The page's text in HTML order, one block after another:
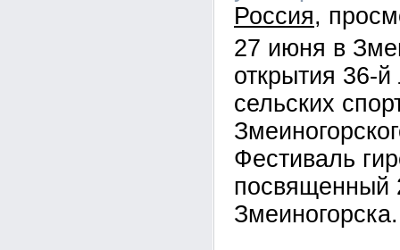
Россия
27 июня в
открытия 36-
сельских
Фестиваль
посвященный
Змеиногорска.